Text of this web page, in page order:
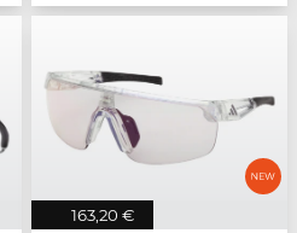
163,20 €